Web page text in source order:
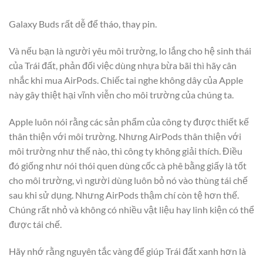
Galaxy Buds rất dễ để tháo, thay pin.
Và nếu bạn là người yêu môi trường, lo lắng cho hệ sinh thái
của Trái đất, phản đối việc dùng nhựa bừa bãi thì hãy cân
nhắc khi mua AirPods. Chiếc tai nghe không dây của Apple
này gây thiệt hại vĩnh viễn cho môi trường của chúng ta.
Apple luôn nói rằng các sản phẩm của công ty được thiết kế
thân thiện với môi trường. Nhưng AirPods thân thiện với
môi trường như thế nào, thì công ty không giải thích. Điều
đó giống như nói thói quen dùng cốc cà phê bằng giấy là tốt
cho môi trường, vì người dùng luôn bỏ nó vào thùng tái chế
sau khi sử dụng. Nhưng AirPods thậm chí còn tệ hơn thế.
Chúng rất nhỏ và không có nhiều vật liệu hay linh kiện có thể
được tái chế.
Hãy nhớ rằng nguyên tắc vàng để giúp Trái đất xanh hơn là